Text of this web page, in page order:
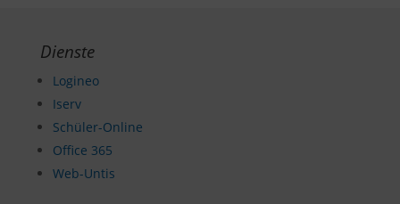
Dienste
Logineo
Iserv
Schüler-Online
Office 365
Web-Untis